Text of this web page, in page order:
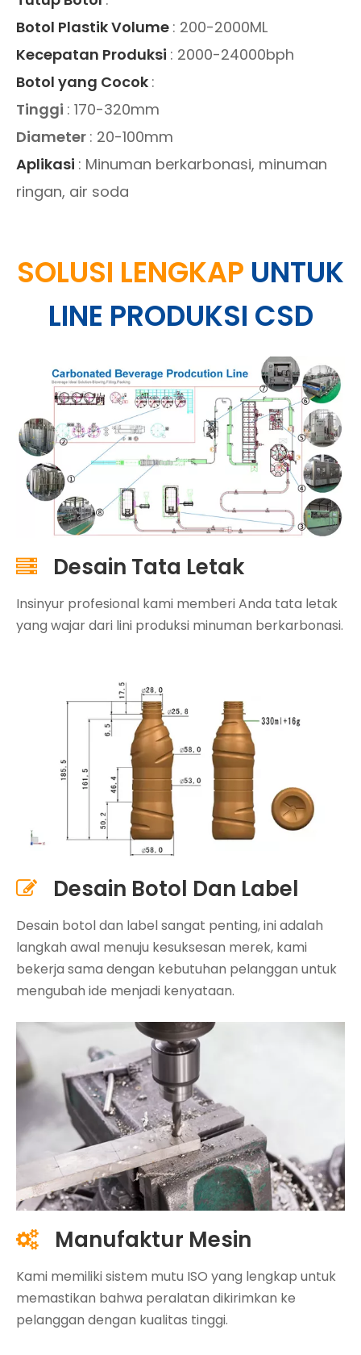
Botol Plastik Volume : 200-2000ML
Kecepatan Produksi : 2000-24000bph
Botol yang Cocok :
Tinggi : 170-320mm
Diameter : 20-100mm
Aplikasi : Minuman berkarbonasi, minuman
ringan, air soda
SOLUSI LENGKAP UNTUK
LINE PRODUKSI CSD
 Desain Tata Letak
Insinyur profesional kami memberi Anda tata letak
yang wajar dari lini produksi minuman berkarbonasi.
 Desain Botol Dan Label
Desain botol dan label sangat penting, ini adalah
langkah awal menuju kesuksesan merek, kami
bekerja sama dengan kebutuhan pelanggan untuk
mengubah ide menjadi kenyataan.
 Manufaktur Mesin
Kami memiliki sistem mutu ISO yang lengkap untuk
memastikan bahwa peralatan dikirimkan ke
pelanggan dengan kualitas tinggi.